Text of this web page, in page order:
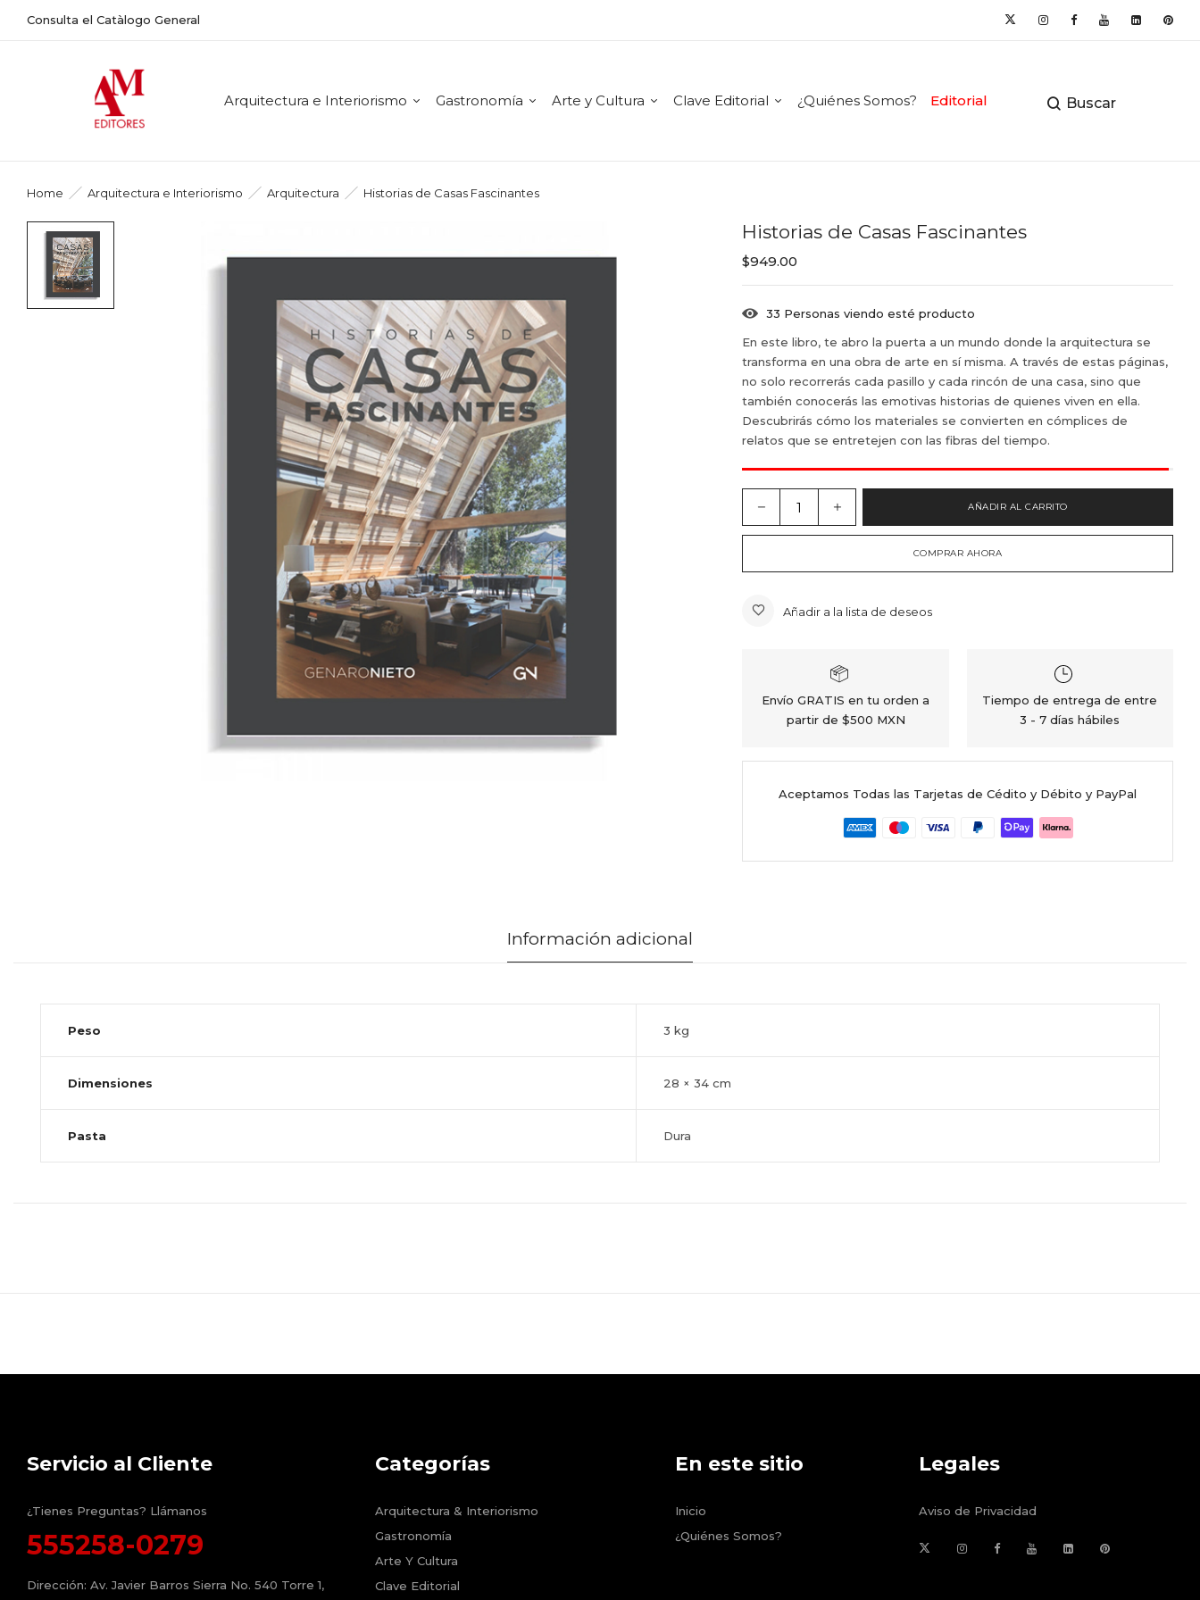
Consulta el Catàlogo General
Arquitectura e Interiorismo Gastronomía Arte y Cultura Clave Editorial ¿Quiénes Somos? Editorial Buscar
Home Arquitectura e Interiorismo Arquitectura Historias de Casas Fascinantes
Historias de Casas Fascinantes
$949.00
33 Personas viendo esté producto
En este libro, te abro la puerta a un mundo donde la arquitectura se
transforma en una obra de arte en sí misma. A través de estas páginas,
no solo recorrerás cada pasillo y cada rincón de una casa, sino que
también conocerás las emotivas historias de quienes viven en ella.
Descubrirás cómo los materiales se convierten en cómplices de
relatos que se entretejen con las fibras del tiempo.
AÑADIR AL CARRITO
COMPRAR AHORA
Añadir a la lista de deseos
Envío GRATIS en tu orden a
partir de $500 MXN
Tiempo de entrega de entre
3 - 7 días hábiles
Aceptamos Todas las Tarjetas de Cédito y Débito y PayPal
Información adicional
Peso 3 kg
Dimensiones 28 × 34 cm
Pasta Dura
Servicio al Cliente
¿Tienes Preguntas? Llámanos
555258-0279
Dirección: Av. Javier Barros Sierra No. 540 Torre 1,
Categorías
Arquitectura & Interiorismo
Gastronomía
Arte Y Cultura
Clave Editorial
En este sitio
Inicio
¿Quiénes Somos?
Legales
Aviso de Privacidad